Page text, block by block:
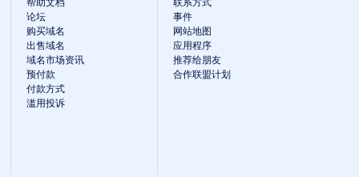
帮助文档
论坛
购买域名
出售域名
域名市场资讯
预付款
付款方式
滥用投诉
联系方式
事件
网站地图
应用程序
推荐给朋友
合作联盟计划